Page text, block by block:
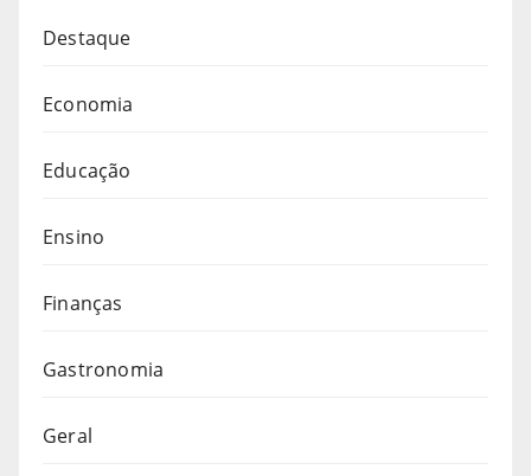
Destaque
Economia
Educação
Ensino
Finanças
Gastronomia
Geral